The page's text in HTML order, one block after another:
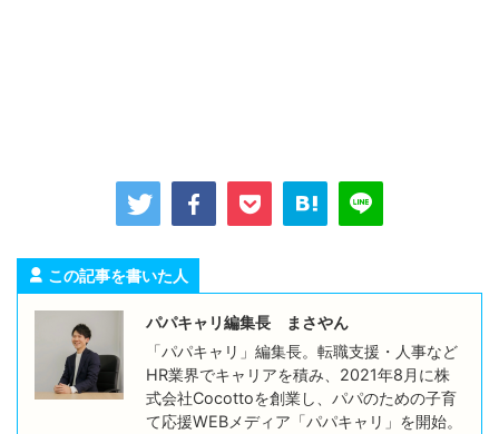
この記事を書いた人
パパキャリ編集長 まさやん
「パパキャリ」編集長。転職支援・人事など
HR業界でキャリアを積み、2021年8月に株
式会社Cocottoを創業し、パパのための子育
て応援WEBメディア「パパキャリ」を開始。